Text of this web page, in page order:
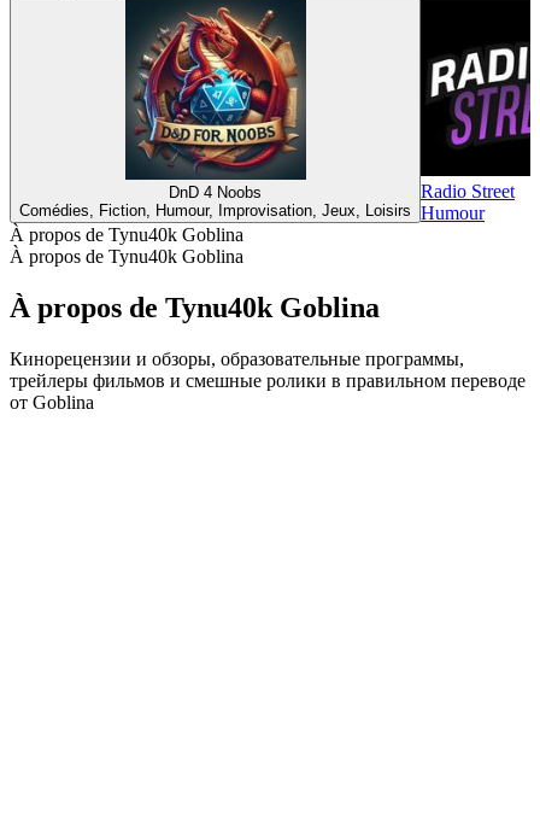
DnD 4 Noobs
Comédies, Fiction, Humour, Improvisation, Jeux, Loisirs
Radio Street
Humour
À propos de Tynu40k Goblina
À propos de Tynu40k Goblina
À propos de Tynu40k Goblina
Кинорецензии и обзоры, образовательные программы,
трейлеры фильмов и смешные ролики в правильном переводе
от Goblina